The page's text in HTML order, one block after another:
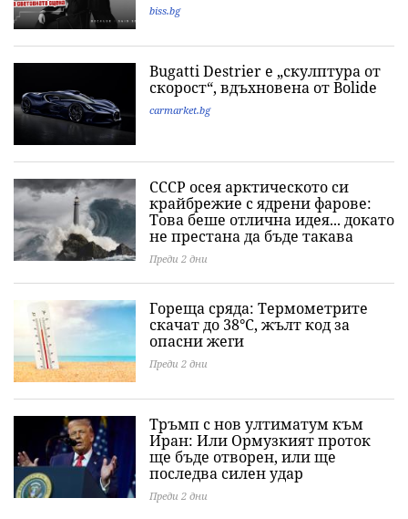
biss.bg
Bugatti Destrier е „скулптура от
скорост“, вдъхновена от Bolide
carmarket.bg
СССР осея арктическото си
крайбрежие с ядрени фарове:
Това беше отлична идея... докато
не престана да бъде такава
Преди 2 дни
Гореща сряда: Термометрите
скачат до 38°C, жълт код за
опасни жеги
Преди 2 дни
Тръмп с нов ултиматум към
Иран: Или Ормузкият проток
ще бъде отворен, или ще
последва силен удар
Преди 2 дни